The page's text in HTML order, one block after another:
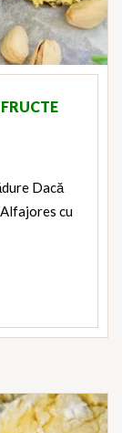
Dacă
cu